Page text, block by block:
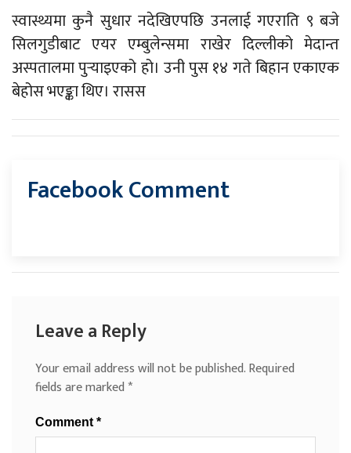
स्वास्थ्यमा कुनै सुधार नदेखिएपछि उनलाई गएराति ९ बजे
सिलगुडीबाट एयर एम्बुलेन्समा राखेर दिल्लीको मेदान्त
अस्पतालमा पुर्‍याइएको हो। उनी पुस १४ गते बिहान एकाएक
बेहोस भएङ्का थिए। रासस
Facebook Comment
Leave a Reply
Your email address will not be published.Required
fields are marked*
Comment *